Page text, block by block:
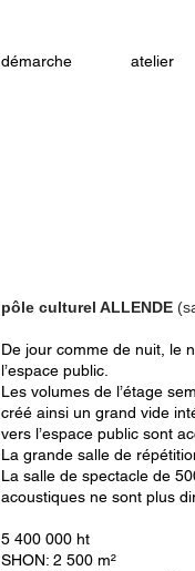
démarche atelier
pôle culturel ALLENDE
De jour comme de nuit, le
l’espace public.
Les volumes de l’étage
créé ainsi un grand vide
vers l’espace public sont
La grande salle de
La salle de spectacle de
acoustiques ne sont plus
5 400 000 ht
SHON: 2 500 m²